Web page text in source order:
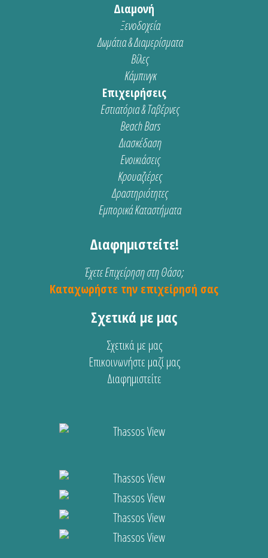
Διαμονή
Ξενοδοχεία
Δωμάτια & Διαμερίσματα
Βίλες
Κάμπινγκ
Επιχειρήσεις
Εστιατόρια & Ταβέρνες
Beach Bars
Διασκέδαση
Ενοικιάσεις
Κρουαζιέρες
Δραστηριότητες
Εμπορικά Καταστήματα
Διαφημιστείτε!
Έχετε Επιχείρηση στη Θάσο;
Καταχωρήστε την επιχείρησή σας
Σχετικά με μας
Σχετικά με μας
Επικοινωνήστε μαζί μας
Διαφημιστείτε